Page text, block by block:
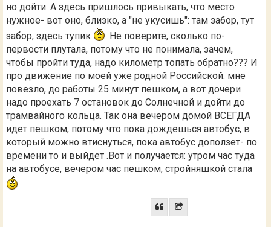
но дойти. А здесь пришлось привыкать, что место
нужное- вот оно, близко, а "не укусишь": там забор, тут
забор, здесь тупик
. Не поверите, сколько по-
первости плутала, потому что не понимала, зачем,
чтобы пройти туда, надо километр топать обратно??? И
про движение по моей уже родной Российской: мне
повезло, до работы 25 минут пешком, а вот дочери
надо проехать 7 остановок до Солнечной и дойти до
трамвайного кольца. Так она вечером домой ВСЕГДА
идет пешком, потому что пока дождешься автобус, в
который можно втиснуться, пока автобус доползет- по
времени то и выйдет .Вот и получается: утром час туда
на автобусе, вечером час пешком, стройняшкой стала